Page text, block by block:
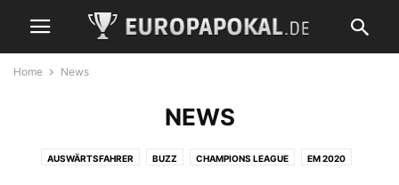
Home News
NEWS
AUSWÄRTSFAHRER BUZZ CHAMPIONS LEAGUE EM 2020